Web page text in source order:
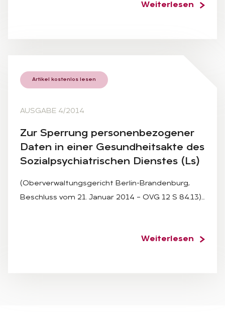
Weiterlesen
Artikel kostenlos lesen
AUSGABE 4/2014
Zur Sper­rung per­so­nen­be­zo­ge­ner
Da­ten in ei­ner Ge­sund­heits­ak­te des
So­zi­al­psych­ia­tri­schen Diens­tes (Ls)
(Oberverwaltungsgericht Berlin-Brandenburg,
Beschluss vom 21. Januar 2014 – OVG 12 S 84.13)…
Weiterlesen